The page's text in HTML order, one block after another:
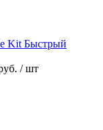
Быстрый
/ шт